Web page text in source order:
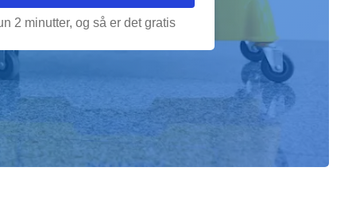
2 minutter, og så er det gratis